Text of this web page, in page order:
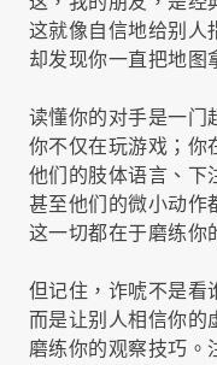
这就像自信地给别人
却发现你一直把地图
读懂你的对手是一门
你不仅在玩游戏；你
他们的肢体语言、下
甚至他们的微小动作
这一切都在于磨练你
但记住，诈唬不是看
而是让别人相信你的
磨练你的观察技巧。